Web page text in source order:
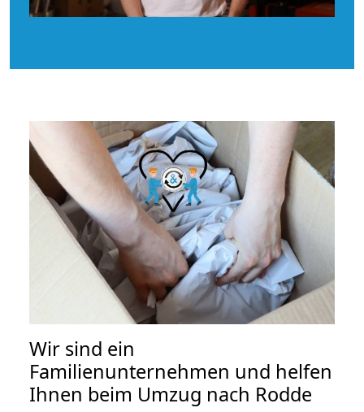
Wir sind ein
Familienunternehmen und helfen
Ihnen beim Umzug nach Rodde